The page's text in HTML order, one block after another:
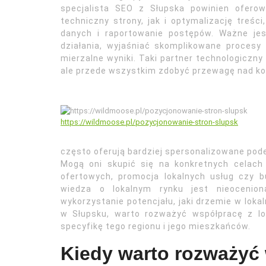
specjalista SEO z Słupska powinien
techniczny strony, jak i optymalizację
danych i raportowanie postępów. Ważne
działania, wyjaśniać skomplikowane
mierzalne wyniki. Taki partner
ale przede wszystkim zdobyć przewagę nad
https://wildmoose.pl/pozycjonowanie-stron-slupsk
często oferują bardziej spersonalizowane
Mogą oni skupić się na konkretnych
ofertowych, promocja lokalnych usług czy
wiedza o lokalnym rynku jest
wykorzystanie potencjału, jaki drzemie w
w Słupsku, warto rozważyć współpracę z
specyfikę tego regionu i jego mieszkańców.
Kiedy warto rozważyć